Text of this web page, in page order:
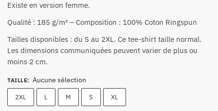
Existe en version femme.
Qualité : 185 g/m² – Composition : 100% Coton Ringspun
Tailles disponibles : du S au 2XL. Ce tee-shirt taille normal.
Les dimensions communiquées peuvent varier de plus ou
moins 2 cm.
TAILLE: Aucune sélection
2XL L M S XL